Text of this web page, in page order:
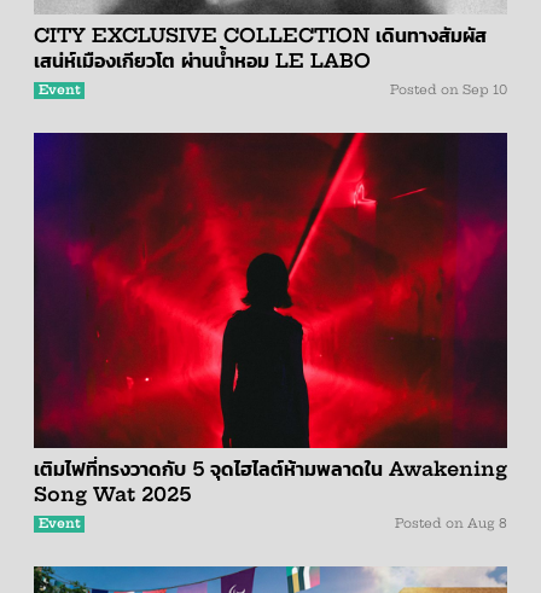
CITY EXCLUSIVE COLLECTION เดินทางสัมผัส
เสน่ห์เมืองเกียวโต ผ่านน้ำหอม LE LABO
Event Posted on Sep 10
เติมไฟที่ทรงวาดกับ 5 จุดไฮไลต์ห้ามพลาดใน Awakening
Song Wat 2025
Event Posted on Aug 8